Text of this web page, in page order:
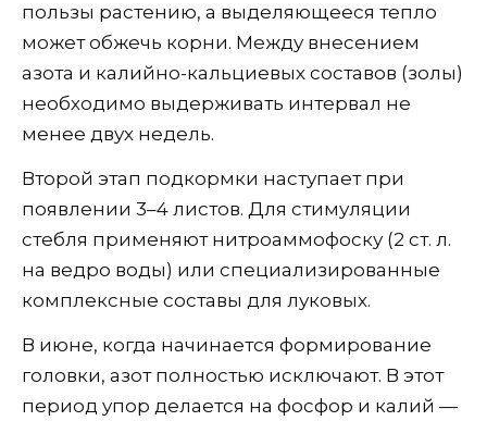
пользы растению, а выделяющееся тепло
может обжечь корни. Между внесением
азота и калийно-кальциевых составов (золы)
необходимо выдерживать интервал не
менее двух недель.
Второй этап подкормки наступает при
появлении 3–4 листов. Для стимуляции
стебля применяют нитроаммофоску (2 ст. л.
на ведро воды) или специализированные
комплексные составы для луковых.
В июне, когда начинается формирование
головки, азот полностью исключают. В этот
период упор делается на фосфор и калий —